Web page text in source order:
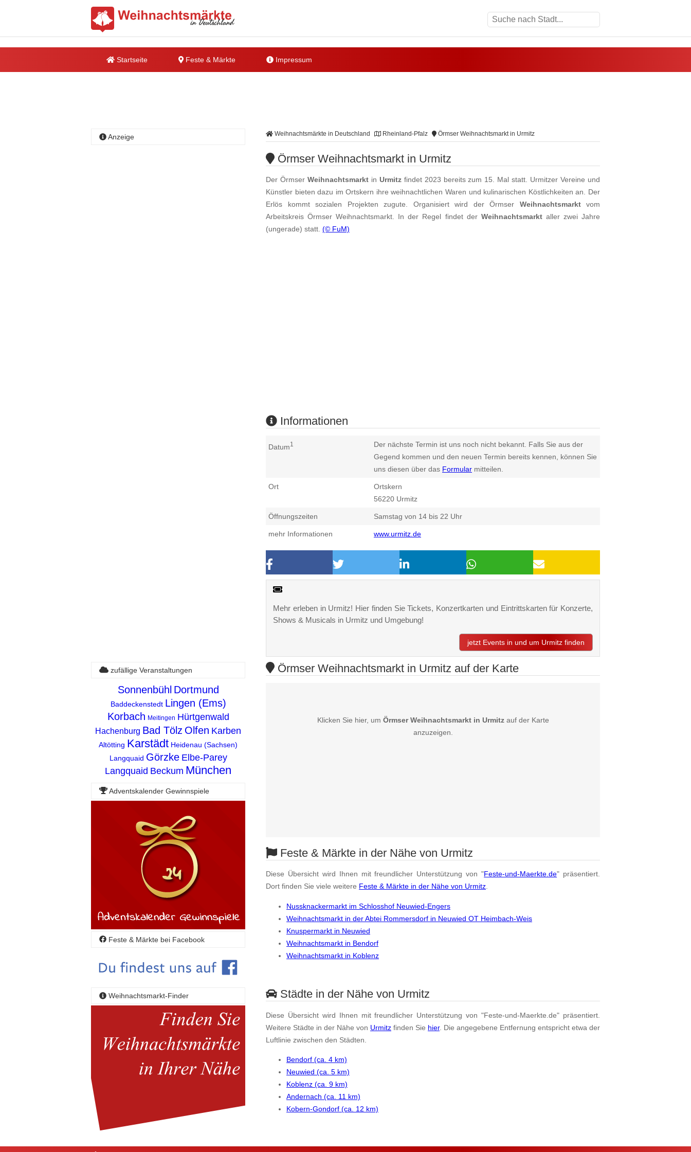
Startseite Feste & Märkte Impressum
Weihnachtsmärkte in Deutschland Rheinland-Pfalz Örmser Weihnachtsmarkt in Urmitz
Örmser Weihnachtsmarkt in Urmitz
Der Örmser Weihnachtsmarktin Urmitzfindet 2023 bereits zum 15. Mal statt. Urmitzer Vereine und
Künstler bieten dazu im Ortskern ihre weihnachtlichen Waren und kulinarischen Köstlichkeiten an. Der
Erlös kommt sozialen Projekten zugute. Organisiert wird der Örmser Weihnachtsmarktvom
Arbeitskreis Örmser Weihnachtsmarkt. In der Regel findet der Weihnachtsmarktaller zwei Jahre
(ungerade) statt. (© FuM)
Informationen
Datum1
Der nächste Termin ist uns noch nicht bekannt. Falls Sie aus der
Gegend kommen und den neuen Termin bereits kennen, können Sie
uns diesen über das Formular mitteilen.
Ort
Ortskern
56220 Urmitz
Öffnungszeiten Samstag von 14 bis 22 Uhr
mehr Informationen www.urmitz.de
Mehr erleben in Urmitz! Hier finden Sie Tickets, Konzertkarten und Eintrittskarten für Konzerte,
Shows & Musicals in Urmitz und Umgebung!
jetzt Events in und um Urmitz finden
Anzeige
Örmser Weihnachtsmarkt in Urmitz auf der Karte
Klicken Sie hier, um Örmser Weihnachtsmarkt in Urmitzauf der Karte
anzuzeigen.
Feste & Märkte in der Nähe von Urmitz
Diese Übersicht wird Ihnen mit freundlicher Unterstützung von "Feste-und-Maerkte.de" präsentiert.
Dort finden Sie viele weitere Feste & Märkte in der Nähe von Urmitz.
Nussknackermarkt im Schlosshof Neuwied-Engers
Weihnachtsmarkt in der Abtei Rommersdorf in Neuwied OT Heimbach-Weis
Knuspermarkt in Neuwied
Weihnachtsmarkt in Bendorf
Weihnachtsmarkt in Koblenz
Städte in der Nähe von Urmitz
Diese Übersicht wird Ihnen mit freundlicher Unterstützung von "Feste-und-Maerkte.de" präsentiert.
Weitere Städte in der Nähe von Urmitz finden Sie hier. Die angegebene Entfernung entspricht etwa der
Luftlinie zwischen den Städten.
Bendorf (ca. 4 km)
Neuwied (ca. 5 km)
Koblenz (ca. 9 km)
Andernach (ca. 11 km)
Kobern-Gondorf (ca. 12 km)
zufällige Veranstaltungen
Sonnenbühl Dortmund
Baddeckenstedt Lingen (Ems)
Korbach Meitingen Hürtgenwald
Hachenburg Bad Tölz Olfen Karben
Altötting Karstädt Heidenau (Sachsen)
Langquaid Görzke Elbe-Parey
Langquaid Beckum München
Adventskalender Gewinnspiele
Feste & Märkte bei Facebook
Weihnachtsmarkt-Finder